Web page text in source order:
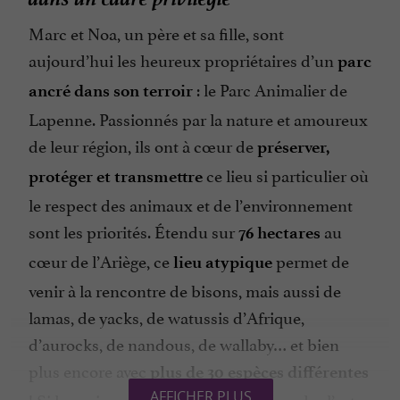
Marc et Noa, un père et sa fille, sont
aujourd’hui les heureux propriétaires d’un parc
ancré dans son terroir : le Parc Animalier de
Lapenne. Passionnés par la nature et amoureux
de leur région, ils ont à cœur depréserver,
protéger et transmettre ce lieu si particulier où
le respect des animaux et de l’environnement
sont les priorités. Étendu sur76 hectares au
cœur de l’Ariège, celieu atypiquepermet de
venir à la rencontre de bisons, mais aussi de
lamas, de yacks, de watussis d’Afrique,
d’aurocks, de nandous, de wallaby… et bien
plus encore avec
plus de 30 espèces différentes